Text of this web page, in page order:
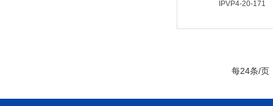
每24条/页